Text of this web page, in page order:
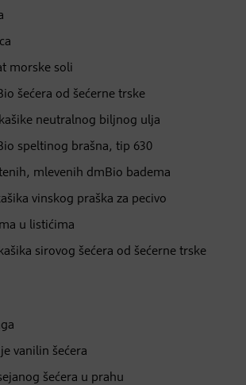
morske soli
šećera od šećerne trske
neutralnog biljnog ulja
speltinog brašna, tip 630
mlevenih dmBio badema
vinskog praška za pecivo
u listićima
sirovog šećera od šećerne trske
vanilin šećera
šećera u prahu